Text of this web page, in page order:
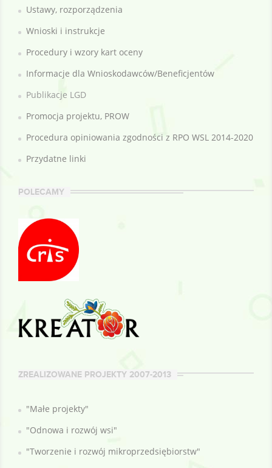
Ustawy, rozporządzenia
Wnioski i instrukcje
Procedury i wzory kart oceny
Informacje dla Wnioskodawców/Beneficjentów
Publikacje LGD
Promocja projektu, PROW
Procedura opiniowania zgodności z RPO WSL 2014-2020
Przydatne linki
POLECAMY
ZREALIZOWANE PROJEKTY 2007-2013
"Małe projekty"
"Odnowa i rozwój wsi"
"Tworzenie i rozwój mikroprzedsiębiorstw"